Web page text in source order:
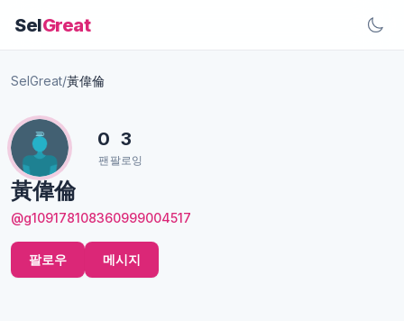
SelGreat
SelGreat/黃偉倫
黃偉倫
@g109178108360999004517
0
팬
3
팔로잉
팔로우 메시지